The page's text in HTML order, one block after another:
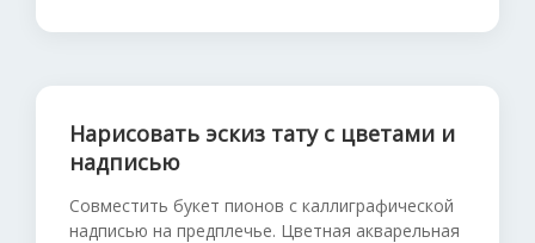
Нарисовать эскиз тату с цветами и
надписью
Совместить букет пионов с каллиграфической
надписью на предплечье. Цветная акварельная